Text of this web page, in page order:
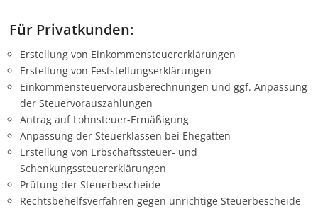
Für Privatkunden:
Erstellung von Einkommensteuererklärungen
Erstellung von Feststellungserklärungen
Einkommensteuervorausberechnungen und ggf. Anpassung
der Steuervorauszahlungen
Antrag auf Lohnsteuer-Ermäßigung
Anpassung der Steuerklassen bei Ehegatten
Erstellung von Erbschaftssteuer- und
Schenkungssteuererklärungen
Prüfung der Steuerbescheide
Rechtsbehelfsverfahren gegen unrichtige Steuerbescheide